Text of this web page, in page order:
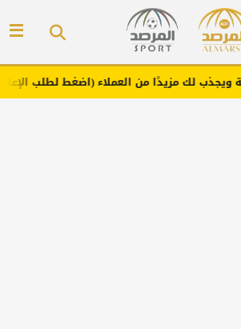
العملاء (اضغط لطلب الإعلان)